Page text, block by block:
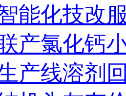
能化技改
产氯化钙
产线溶剂